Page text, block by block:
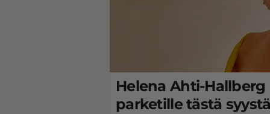
Helena Ahti-Hallberg
parketille tästä